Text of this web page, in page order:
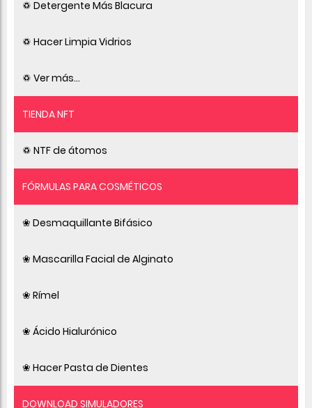
♽ Detergente Más Blacura
♽ Hacer Limpia Vidrios
♽ Ver más...
TIENDA NFT
♽ NTF de átomos
FÓRMULAS PARA COSMÉTICOS
❀ Desmaquillante Bifásico
❀ Mascarilla Facial de Alginato
❀ Rímel
❀ Ácido Hialurónico
❀ Hacer Pasta de Dientes
DOWNLOAD SIMULADORES